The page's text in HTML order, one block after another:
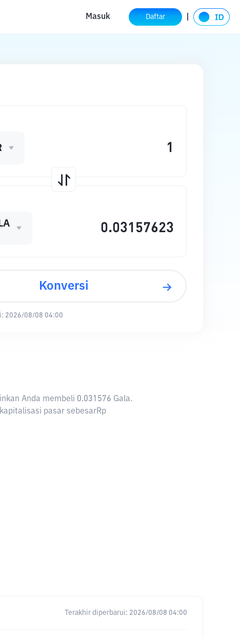
Masuk Daftar
Konversi
2026/08/08 04:00
Anda membeli 0.031576 Gala.
pasar sebesarRp
Terakhir diperbarui: 2026/08/08 04:00